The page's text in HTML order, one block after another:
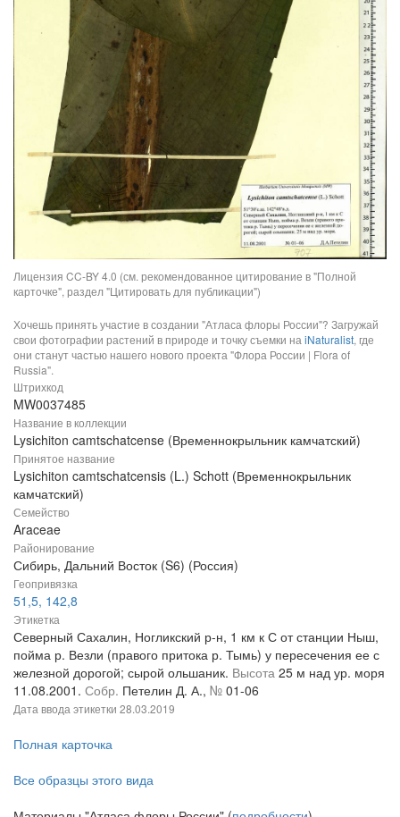
Лицензия CC-BY 4.0 (см. рекомендованное цитирование в "Полной
карточке", раздел "Цитировать для публикации")
Хочешь принять участие в создании "Атласа флоры России"? Загружай
свои фотографии растений в природе и точку съемки на iNaturalist, где
они станут частью нашего нового проекта "Флора России | Flora of
Russia".
Штрихкод
MW0037485
Название в коллекции
Lysichiton camtschatcense (Временнокрыльник камчатский)
Принятое название
Lysichiton camtschatcensis (L.) Schott (Временнокрыльник
камчатский)
Семейство
Araceae
Районирование
Сибирь, Дальний Восток (S6) (Россия)
Геопривязка
51,5, 142,8
Этикетка
Северный Сахалин, Ногликский р-н, 1 км к С от станции Ныш,
пойма р. Везли (правого притока р. Тымь) у пересечения ее с
железной дорогой; сырой ольшаник. Высота 25 м над ур. моря
11.08.2001. Собр. Петелин Д. А., № 01-06
Дата ввода этикетки 28.03.2019
Полная карточка
Все образцы этого вида